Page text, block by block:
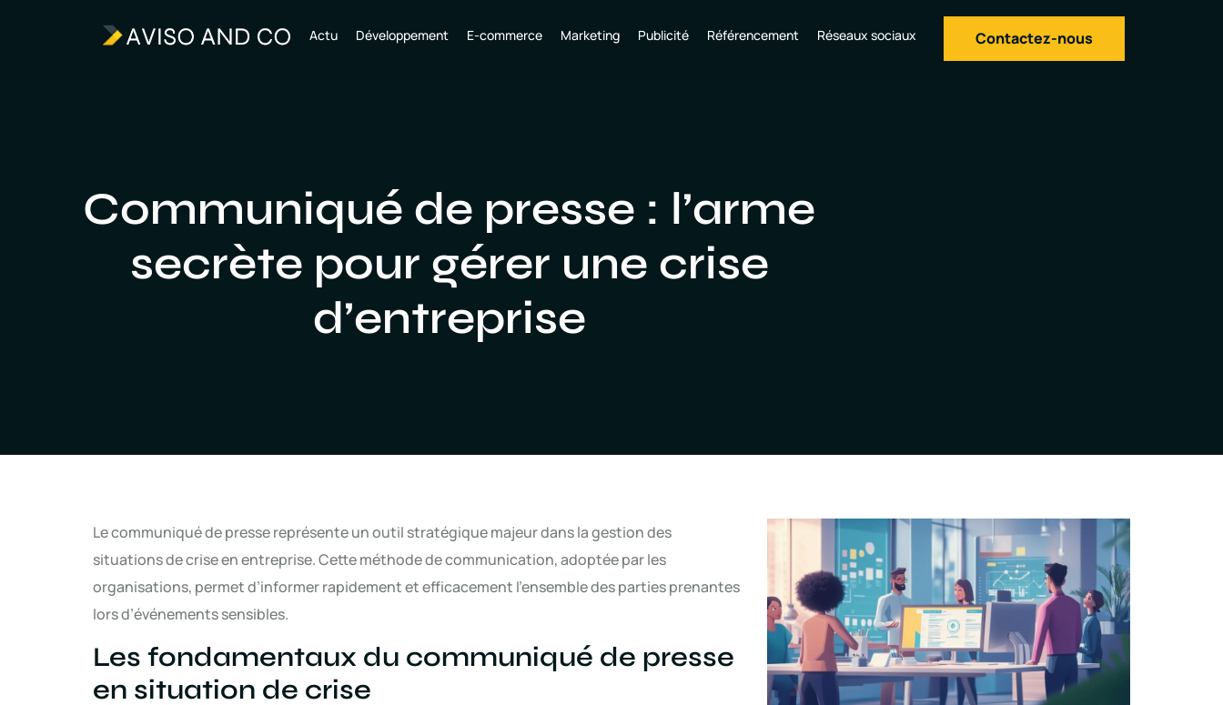
Actu Développement E-commerce Marketing Publicité Référencement Réseaux sociaux Contactez-nous
Communiqué de presse : l’arme
secrète pour gérer une crise
d’entreprise
Le communiqué de presse représente un outil stratégique majeur dans la gestion des
situations de crise en entreprise. Cette méthode de communication, adoptée par les
organisations, permet d’informer rapidement et efficacement l’ensemble des parties prenantes
lors d’événements sensibles.
Les fondamentaux du communiqué de presse
en situation de crise